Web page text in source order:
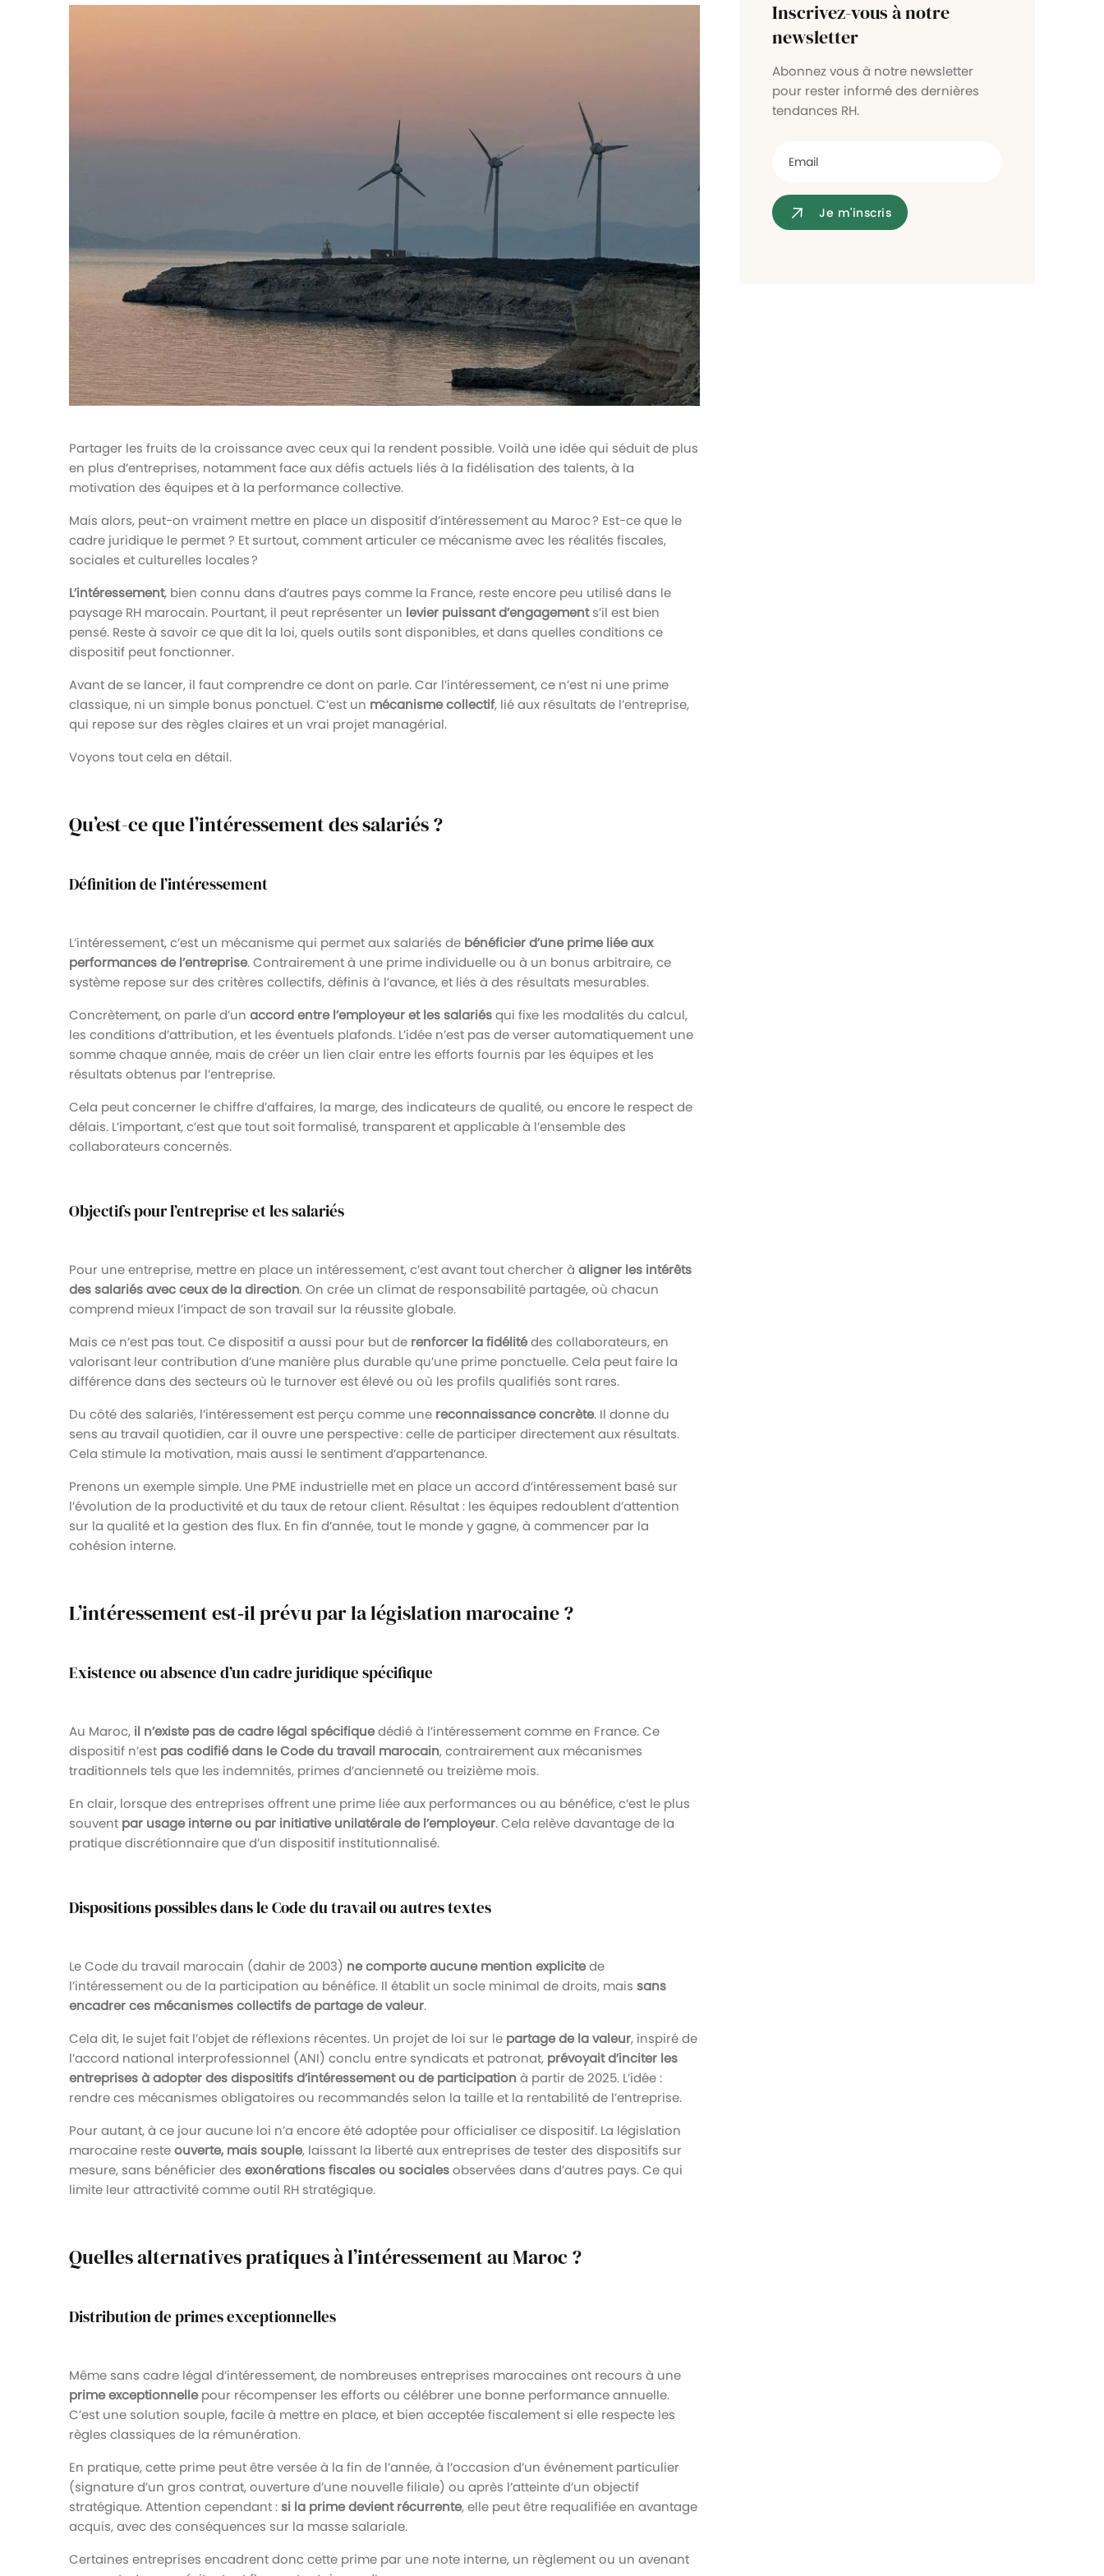
Partager les fruits de la croissance avec ceux qui la rendent possible. Voilà une idée qui séduit de plus
en plus d’entreprises, notamment face aux défis actuels liés à la fidélisation des talents, à la
motivation des équipes et à la performance collective.
Mais alors, peut-on vraiment mettre en place un dispositif d’intéressement au Maroc ? Est-ce que le
cadre juridique le permet ? Et surtout, comment articuler ce mécanisme avec les réalités fiscales,
sociales et culturelles locales ?
L’intéressement, bien connu dans d’autres pays comme la France, reste encore peu utilisé dans le
paysage RH marocain. Pourtant, il peut représenter un levier puissant d’engagements’il est bien
pensé. Reste à savoir ce que dit la loi, quels outils sont disponibles, et dans quelles conditions ce
dispositif peut fonctionner.
Avant de se lancer, il faut comprendre ce dont on parle. Car l’intéressement, ce n’est ni une prime
classique, ni un simple bonus ponctuel. C’est un mécanisme collectif, lié aux résultats de l’entreprise,
qui repose sur des règles claires et un vrai projet managérial.
Voyons tout cela en détail.
Qu’est-ce que l’intéressement des salariés ?
Définition de l’intéressement
L’intéressement, c’est un mécanisme qui permet aux salariés de bénéficier d’une prime liée aux
performances de l’entreprise. Contrairement à une prime individuelle ou à un bonus arbitraire, ce
système repose sur des critères collectifs, définis à l’avance, et liés à des résultats mesurables.
Concrètement, on parle d’un accord entre l’employeur et les salariésqui fixe les modalités du calcul,
les conditions d’attribution, et les éventuels plafonds. L’idée n’est pas de verser automatiquement une
somme chaque année, mais de créer un lien clair entre les efforts fournis par les équipes et les
résultats obtenus par l’entreprise.
Cela peut concerner le chiffre d’affaires, la marge, des indicateurs de qualité, ou encore le respect de
délais. L’important, c’est que tout soit formalisé, transparent et applicable à l’ensemble des
collaborateurs concernés.
Objectifs pour l’entreprise et les salariés
Pour une entreprise, mettre en place un intéressement, c’est avant tout chercher à aligner les intérêts
des salariés avec ceux de la direction. On crée un climat de responsabilité partagée, où chacun
comprend mieux l’impact de son travail sur la réussite globale.
Mais ce n’est pas tout. Ce dispositif a aussi pour but de renforcer la fidélitédes collaborateurs, en
valorisant leur contribution d’une manière plus durable qu’une prime ponctuelle. Cela peut faire la
différence dans des secteurs où le turnover est élevé ou où les profils qualifiés sont rares.
Du côté des salariés, l’intéressement est perçu comme une reconnaissance concrète. Il donne du
sens au travail quotidien, car il ouvre une perspective : celle de participer directement aux résultats.
Cela stimule la motivation, mais aussi le sentiment d’appartenance.
Prenons un exemple simple. Une PME industrielle met en place un accord d’intéressement basé sur
l’évolution de la productivité et du taux de retour client. Résultat : les équipes redoublent d’attention
sur la qualité et la gestion des flux. En fin d’année, tout le monde y gagne, à commencer par la
cohésion interne.
L’intéressement est‑il prévu par la législation marocaine ?
Existence ou absence d’un cadre juridique spécifique
Au Maroc, il n’existe pas de cadre légal spécifiquedédié à l’intéressement comme en France. Ce
dispositif n’est pas codifié dans le Code du travail marocain, contrairement aux mécanismes
traditionnels tels que les indemnités, primes d’ancienneté ou treizième mois.
En clair, lorsque des entreprises offrent une prime liée aux performances ou au bénéfice, c’est le plus
souvent par usage interne ou par initiative unilatérale de l’employeur. Cela relève davantage de la
pratique discrétionnaire que d’un dispositif institutionnalisé.
Dispositions possibles dans le Code du travail ou autres textes
Le Code du travail marocain (dahir de 2003) ne comporte aucune mention explicitede
l’intéressement ou de la participation au bénéfice. Il établit un socle minimal de droits, mais sans
encadrer ces mécanismes collectifs de partage de valeur.
Cela dit, le sujet fait l’objet de réflexions récentes. Un projet de loi sur le partage de la valeur, inspiré de
l’accord national interprofessionnel (ANI) conclu entre syndicats et patronat, prévoyait d’inciter les
entreprises à adopter des dispositifs d’intéressement ou de participation à partir de 2025. L’idée :
rendre ces mécanismes obligatoires ou recommandés selon la taille et la rentabilité de l’entreprise.
Pour autant, à ce jour aucune loi n’a encore été adoptée pour officialiser ce dispositif. La législation
marocaine resteouverte, mais souple, laissant la liberté aux entreprises de tester des dispositifs sur
mesure, sans bénéficier des exonérations fiscales ou socialesobservées dans d’autres pays. Ce qui
limite leur attractivité comme outil RH stratégique.
Quelles alternatives pratiques à l’intéressement au Maroc ?
Distribution de primes exceptionnelles
Même sans cadre légal d’intéressement, de nombreuses entreprises marocaines ont recours à une
prime exceptionnellepour récompenser les efforts ou célébrer une bonne performance annuelle.
C’est une solution souple, facile à mettre en place, et bien acceptée fiscalement si elle respecte les
règles classiques de la rémunération.
En pratique, cette prime peut être versée à la fin de l’année, à l’occasion d’un événement particulier
(signature d’un gros contrat, ouverture d’une nouvelle filiale) ou après l’atteinte d’un objectif
stratégique. Attention cependant :si la prime devient récurrente, elle peut être requalifiée en avantage
acquis, avec des conséquences sur la masse salariale.
Certaines entreprises encadrent donc cette prime par une note interne, un règlement ou un avenant
Inscrivez-vous à notre
newsletter
Abonnez vous à notre newsletter
pour rester informé des dernières
tendances RH.
Je m'inscris
votre paie
Contrôle d'accès